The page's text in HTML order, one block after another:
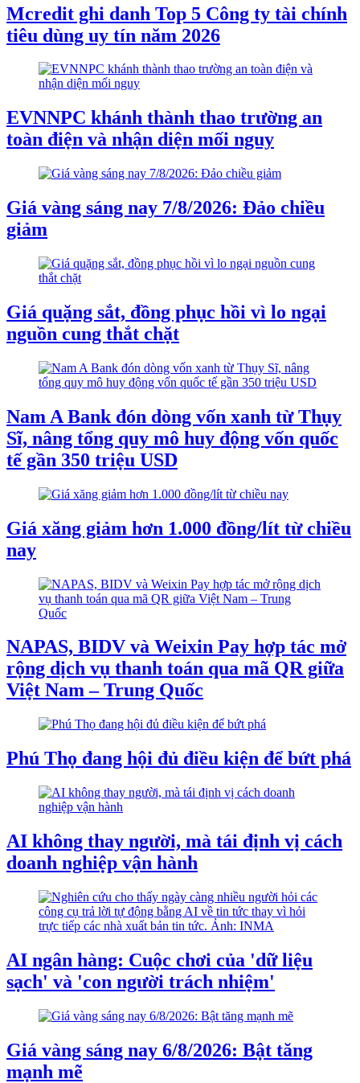
Mcredit ghi danh Top 5 Công ty tài chính
tiêu dùng uy tín năm 2026
EVNNPC khánh thành thao trường an
toàn điện và nhận diện mối nguy
Giá vàng sáng nay 7/8/2026: Đảo chiều
giảm
Giá quặng sắt, đồng phục hồi vì lo ngại
nguồn cung thắt chặt
Nam A Bank đón dòng vốn xanh từ Thụy
Sĩ, nâng tổng quy mô huy động vốn quốc
tế gần 350 triệu USD
Giá xăng giảm hơn 1.000 đồng/lít từ chiều
nay
NAPAS, BIDV và Weixin Pay hợp tác mở
rộng dịch vụ thanh toán qua mã QR giữa
Việt Nam – Trung Quốc
Phú Thọ đang hội đủ điều kiện để bứt phá
AI không thay người, mà tái định vị cách
doanh nghiệp vận hành
AI ngân hàng: Cuộc chơi của 'dữ liệu
sạch' và 'con người trách nhiệm'
Giá vàng sáng nay 6/8/2026: Bật tăng
mạnh mẽ